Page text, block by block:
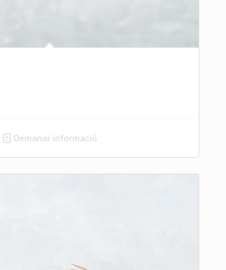
Demanar informació